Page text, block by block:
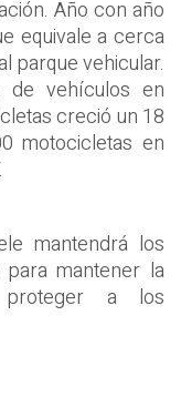
Año con año
equivale a cerca
parque vehicular.
de vehículos en
creció un 18
motocicletas en
mantendrá los
mantener la
a los